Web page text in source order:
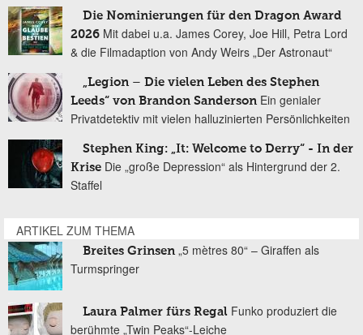
Die Nominierungen für den Dragon Award
2026 Mit dabei u.a. James Corey, Joe Hill, Petra Lord
& die Filmadaption von Andy Weirs „Der Astronaut“
„Legion – Die vielen Leben des Stephen
Leeds“ von Brandon Sanderson Ein genialer
Privatdetektiv mit vielen halluzinierten Persönlichkeiten
Stephen King: „It: Welcome to Derry“ - In der
Krise Die „große Depression“ als Hintergrund der 2.
Staffel
ARTIKEL ZUM THEMA
Breites Grinsen „5 mètres 80“ – Giraffen als
Turmspringer
Laura Palmer fürs Regal Funko produziert die
berühmte „Twin Peaks“-Leiche